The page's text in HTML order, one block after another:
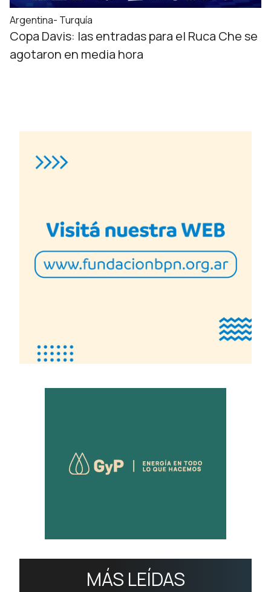
Argentina- Turquía
Copa Davis: las entradas para el Ruca Che se
agotaron en media hora
MÁS LEÍDAS